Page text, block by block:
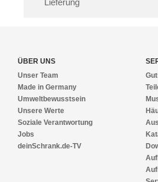
Lieferung
ÜBER UNS
Unser Team
Made in Germany
Umweltbewusstsein
Unsere Werte
Soziale Verantwortung
Jobs
deinSchrank.de-TV